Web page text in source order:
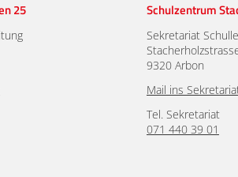
25 Schulzentrum
Sekretariat
9320 Arbon
Mail ins
Tel. Sekretariat
071 440 39 01